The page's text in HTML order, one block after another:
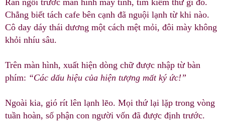
Ran ngồi trước màn hình máy tính, tìm kiếm thứ gì đó.
Chẳng biết tách cafe bên cạnh đã nguội lạnh từ khi nào.
Cô day dáy thái dương một cách mệt mỏi, đôi mày không
khỏi nhíu sâu.
Trên màn hình, xuất hiện dòng chữ được nhập từ bàn
phím: “Các dấu hiệu của hiện tượng mất ký ức!”
Ngoài kia, gió rít lên lạnh lẽo. Mọi thứ lại lặp trong vòng
tuần hoàn, số phận con người vốn đã được định trước.